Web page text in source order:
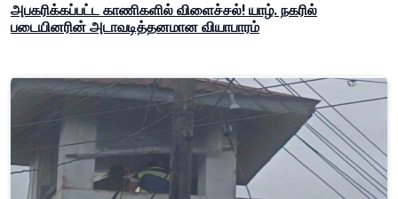
அபகரிக்கப்பட்ட காணிகளில் விளைச்சல்! யாழ். நகரில்
படையினரின் அடாவடித்தனமான வியாபாரம்